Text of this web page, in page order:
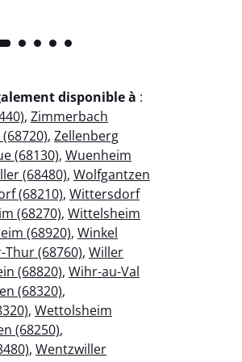
disponible à :
, Zimmerbach
, Zellenberg
(68130), Wuenheim
(68480), Wolfgantzen
(68210), Wittersdorf
(68270), Wittelsheim
(68920), Winkel
(68760), Willer
(68820), Wihr-au-Val
(68320),
, Wettolsheim
(68250),
, Wentzwiller